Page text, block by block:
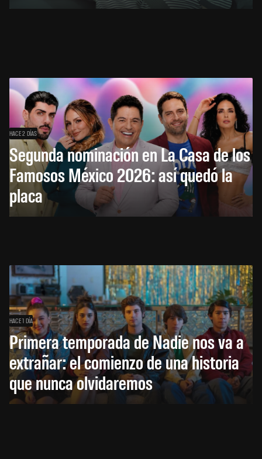
HACE 2 DÍAS
Segunda nominación en La Casa de los
Famosos México 2026: así quedó la
placa
HACE 1 DÍA
Primera temporada de Nadie nos va a
extrañar: el comienzo de una historia
que nunca olvidaremos